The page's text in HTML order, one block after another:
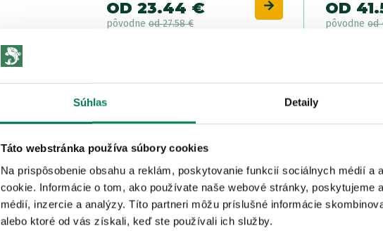
Súhlas Detaily
Táto webstránka používa súbory cookies
Na prispôsobenie obsahu a reklám, poskytovanie funkcií sociálnych médií a
cookie. Informácie o tom, ako používate naše webové stránky, poskytujeme
médií, inzercie a analýzy. Títo partneri môžu príslušné informácie
alebo ktoré od vás získali, keď ste používali ich služby.
OD 23.44 €
pôvodne od 27.58 €
OD
pôvodneod
VÝPREDAJ
VÝPREDAJ